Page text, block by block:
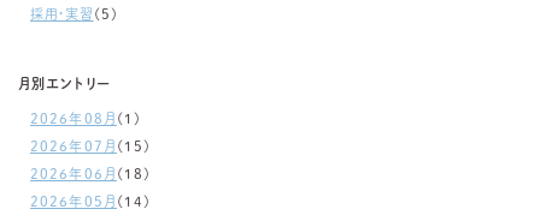
採用・実習 (5)
月別エントリー
2026年08月 (1)
2026年07月 (15)
2026年06月 (18)
2026年05月 (14)